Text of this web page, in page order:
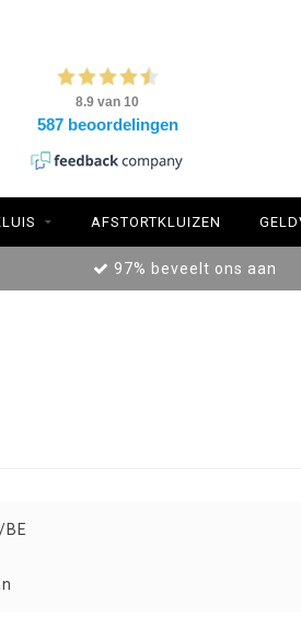
AFSTORTKLUIZEN
97% beveelt ons aan